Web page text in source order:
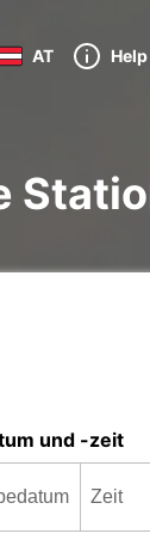
AT Help
und -zeit